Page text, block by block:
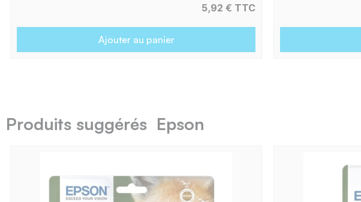
5,92 € TTC
Ajouter au panier
Produits suggérés Epson